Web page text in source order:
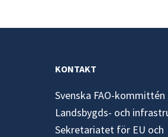
KONTAKT
Svenska FAO-kommittén
Landsbygds- och
Sekretariatet för EU och